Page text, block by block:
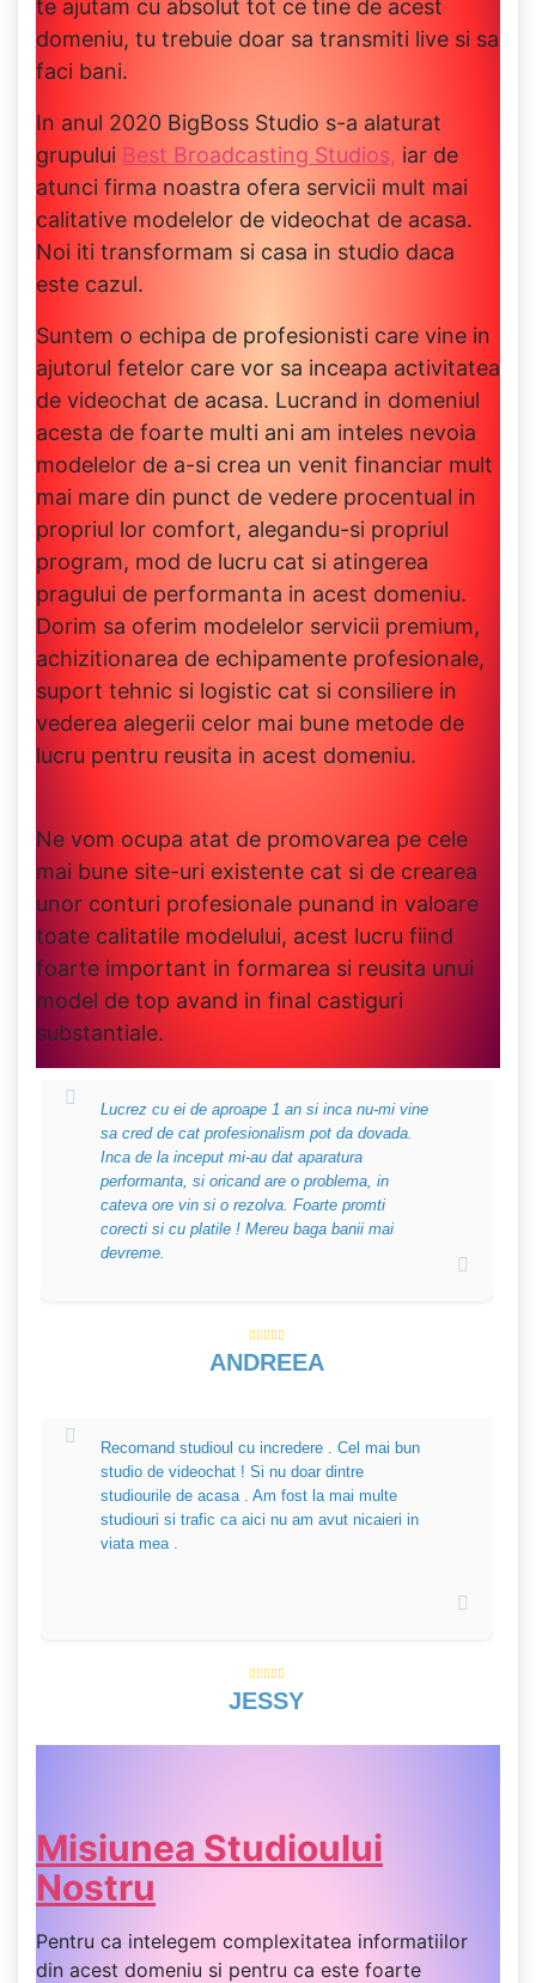
te ajutam cu absolut tot ce tine de acest
domeniu, tu trebuie doar sa transmiti live si sa
faci bani.
In anul 2020 BigBoss Studio s-a alaturat
grupului Best Broadcasting Studios, iar de
atunci firma noastra ofera servicii mult mai
calitative modelelor de videochat de acasa.
Noi iti transformam si casa in studio daca
este cazul.
Suntem o echipa de profesionisti care vine in
ajutorul fetelor care vor sa inceapa activitatea
de videochat de acasa. Lucrand in domeniul
acesta de foarte multi ani am inteles nevoia
modelelor de a-si crea un venit financiar mult
mai mare din punct de vedere procentual in
propriul lor comfort, alegandu-si propriul
program, mod de lucru cat si atingerea
pragului de performanta in acest domeniu.
Dorim sa oferim modelelor servicii premium,
achizitionarea de echipamente profesionale,
suport tehnic si logistic cat si consiliere in
vederea alegerii celor mai bune metode de
lucru pentru reusita in acest domeniu.
Ne vom ocupa atat de promovarea pe cele
mai bune site-uri existente cat si de crearea
unor conturi profesionale punand in valoare
toate calitatile modelului, acest lucru fiind
foarte important in formarea si reusita unui
model de top avand in final castiguri
substantiale.
Lucrez cu ei de aproape 1 an si inca nu-mi vine
sa cred de cat profesionalism pot da dovada.
Inca de la inceput mi-au dat aparatura
performanta, si oricand are o problema, in
cateva ore vin si o rezolva. Foarte promti
corecti si cu platile ! Mereu baga banii mai
devreme.
ANDREEA
Recomand studioul cu incredere . Cel mai bun
studio de videochat ! Si nu doar dintre
studiourile de acasa . Am fost la mai multe
studiouri si trafic ca aici nu am avut nicaieri in
viata mea .
JESSY
Misiunea Studioului
Nostru
Pentru ca intelegem complexitatea informatiilor
din acest domeniu si pentru ca este foarte